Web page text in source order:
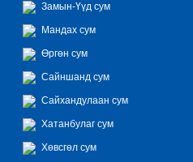
Замын-Үүд сум
Мандах сум
Өргөн сум
Сайншанд сум
Сайхандулаан сум
Хатанбулаг сум
Хөвсгөл сум